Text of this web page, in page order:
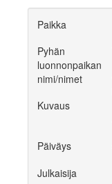
Paikka
Pyhän
luonnonpaikan
nimi/nimet
Kuvaus
Päiväys
Julkaisija